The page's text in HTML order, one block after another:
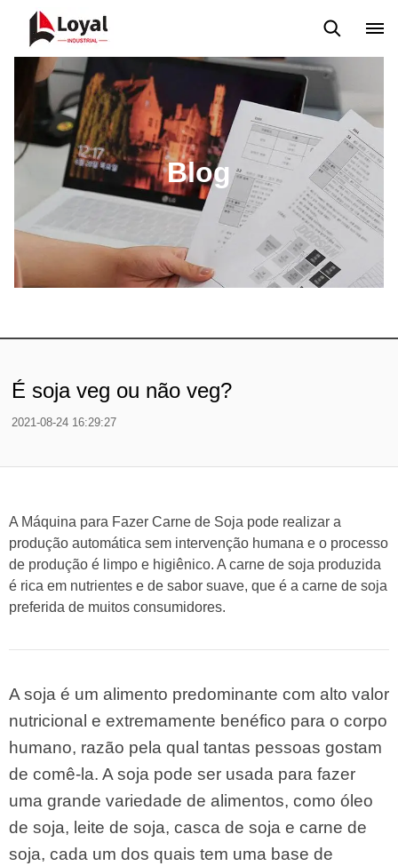
Aplicação Notícias Custome Reviews
Blog
É soja veg ou não veg?
2021-08-24 16:29:27
A Máquina para Fazer Carne de Soja pode realizar a
produção automática sem intervenção humana e o processo
de produção é limpo e higiênico. A carne de soja produzida
é rica em nutrientes e de sabor suave, que é a carne de soja
preferida de muitos consumidores.
A soja é um alimento predominante com alto valor
nutricional e extremamente benéfico para o corpo
humano, razão pela qual tantas pessoas gostam
de comê-la. A soja pode ser usada para fazer
uma grande variedade de alimentos, como óleo
de soja, leite de soja, casca de soja e carne de
soja, cada um dos quais tem uma base de